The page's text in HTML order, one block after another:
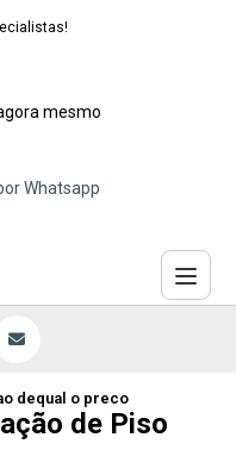
mesmo
Whatsapp
de piso vinilico cinza
qual o preco de
de Piso